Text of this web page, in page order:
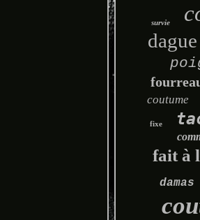
survie
dague
coutume
fixe
fait à
damas